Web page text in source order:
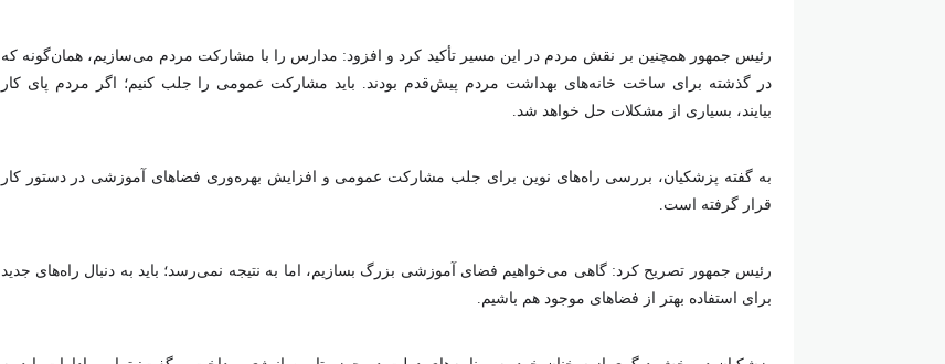
رئیس جمهور همچنین بر نقش مردم در این مسیر تأکید کرد و افزود: مدارس را با مشارکت مردم می‌سازیم، همان‌گونه که
در گذشته برای ساخت خانه‌های بهداشت مردم پیش‌قدم بودند. باید مشارکت عمومی را جلب کنیم؛ اگر مردم پای کار
بیایند، بسیاری از مشکلات حل خواهد شد.
به گفته پزشکیان، بررسی راه‌های نوین برای جلب مشارکت عمومی و افزایش بهره‌وری فضا‌های آموزشی در دستور کار
قرار گرفته است.
رئیس جمهور تصریح کرد: گاهی می‌خواهیم فضای آموزشی بزرگ بسازیم، اما به نتیجه نمی‌رسد؛ باید به دنبال راه‌های جدید
برای استفاده بهتر از فضا‌های موجود هم باشیم.